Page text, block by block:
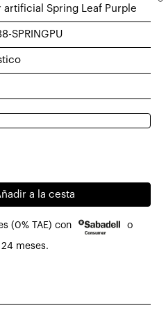
artificial Spring Leaf Purple
SPRINGPU
a la cesta
(0% TAE) con o
meses.